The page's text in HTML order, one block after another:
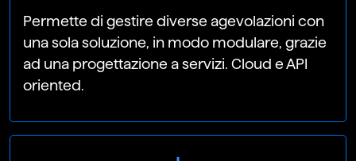
Permette di gestire diverse agevolazioni con
una sola soluzione, in modo modulare, grazie
ad una progettazione a servizi. Cloud e API
oriented.